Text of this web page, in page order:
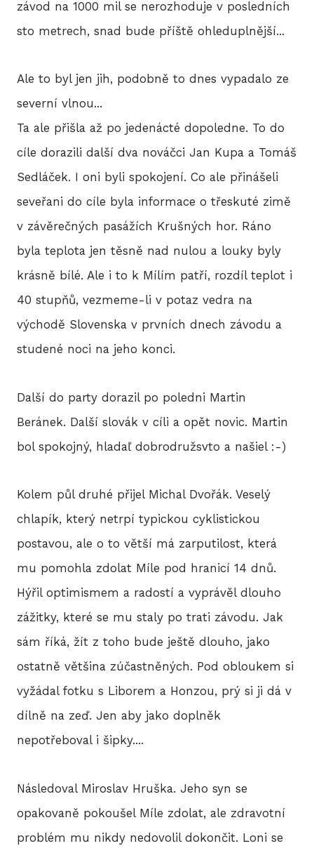
závod na 1000 mil se nerozhoduje v posledních
sto metrech, snad bude příště ohleduplnější...
Ale to byl jen jih, podobně to dnes vypadalo ze
severní vlnou...
Ta ale přišla až po jedenácté dopoledne. To do
cíle dorazili další dva nováčci Jan Kupa a Tomáš
Sedláček. I oni byli spokojení. Co ale přinášeli
seveřani do cíle byla informace o třeskuté zimě
v závěrečných pasážích Krušných hor. Ráno
byla teplota jen těsně nad nulou a louky byly
krásně bílé. Ale i to k Mílím patří, rozdíl teplot i
40 stupňů, vezmeme-li v potaz vedra na
východě Slovenska v prvních dnech závodu a
studené noci na jeho konci.
Další do party dorazil po poledni Martin
Beránek. Další slovák v cíli a opět novic. Martin
bol spokojný, hladaľ dobrodružsvto a našiel :-)
Kolem půl druhé přijel Michal Dvořák. Veselý
chlapík, který netrpí typickou cyklistickou
postavou, ale o to větší má zarputilost, která
mu pomohla zdolat Míle pod hranicí 14 dnů.
Hýřil optimismem a radostí a vyprávěl dlouho
zážitky, které se mu staly po trati závodu. Jak
sám říká, žít z toho bude ještě dlouho, jako
ostatně většina zúčastněných. Pod obloukem si
vyžádal fotku s Liborem a Honzou, prý si ji dá v
dílně na zeď. Jen aby jako doplněk
nepotřeboval i šipky....
Následoval Miroslav Hruška. Jeho syn se
opakovaně pokoušel Míle zdolat, ale zdravotní
problém mu nikdy nedovolil dokončit. Loni se